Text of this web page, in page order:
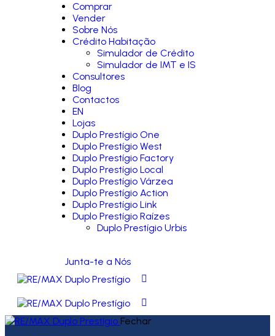
Comprar
Vender
Sobre Nós
Crédito Habitação
Simulador de Crédito
Simulador de IMT e IS
Consultores
Blog
Contactos
EN
Lojas
Duplo Prestígio One
Duplo Prestígio West
Duplo Prestígio Factory
Duplo Prestígio Local
Duplo Prestígio Várzea
Duplo Prestígio Action
Duplo Prestígio Link
Duplo Prestígio Raízes
Duplo Prestígio Urbis
Junta-te a Nós
Fechar